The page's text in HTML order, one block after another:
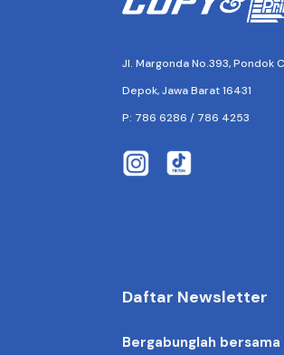
Jl. Margonda No.393, Pondok
Depok, Jawa Barat 16431
P: 786 6286 / 786 4253
buringprinting
Daftar Newsletter
Bergabunglah bersama